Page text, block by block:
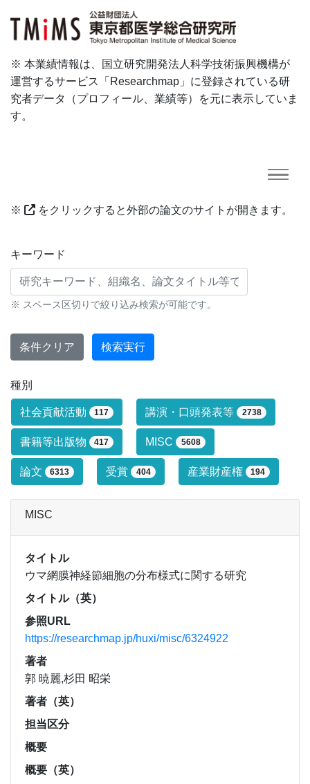
※ 本業績情報は、国立研究開発法人科学技術振興機構が
運営するサービス「Researchmap」に登録されている研
究者データ（プロフィール、業績等）を元に表示していま
す。
※ をクリックすると外部の論文のサイトが開きます。
研究業績に対する検索条件
キーワード
※ スペース区切りで絞り込み検索が可能です。
条件クリア 検索実行
種別
研究業績タイプによる絞り込み条件で
社会貢献活動 117 講演・口頭発表等 2738
書籍等出版物 417 MISC 5608
論文 6313 受賞 404 産業財産権 194
MISC
タイトル
ウマ網膜神経節細胞の分布様式に関する研究
タイトル（英）
参照URL
https://researchmap.jp/huxi/misc/6324922
著者
郭 暁麗,杉田 昭栄
著者（英）
担当区分
概要
概要（英）